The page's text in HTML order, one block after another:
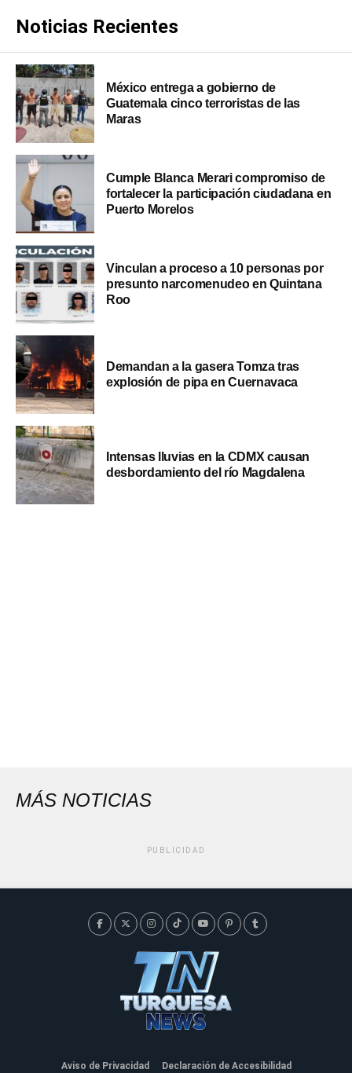
Noticias Recientes
México entrega a gobierno de
Guatemala cinco terroristas de las
Maras
Cumple Blanca Merari compromiso de
fortalecer la participación ciudadana en
Puerto Morelos
Vinculan a proceso a 10 personas por
presunto narcomenudeo en Quintana
Roo
Demandan a la gasera Tomza tras
explosión de pipa en Cuernavaca
Intensas lluvias en la CDMX causan
desbordamiento del río Magdalena
MÁS NOTICIAS
PUBLICIDAD
Aviso de Privacidad Declaración de Accesibilidad